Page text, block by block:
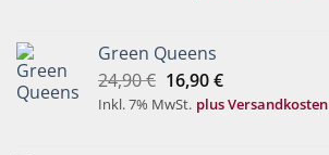
Green Queens
24,90€ Ursprünglicher
Preis
16,90€Aktueller
Preis
Inkl. 7% MwSt. plus Versandkosten